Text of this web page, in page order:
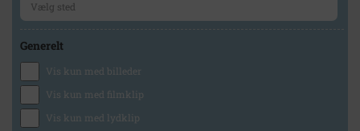
Generelt
Vis kun med billeder
Vis kun med filmklip
Vis kun med lydklip